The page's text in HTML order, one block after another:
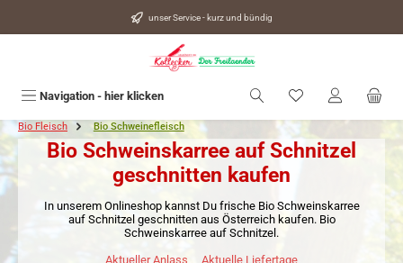
unser Service - kurz und bündig
Navigation - hier klicken Du hast 0
Bio Fleisch Bio Schweinefleisch
Bio Schweinskarree auf Schnitzel
geschnitten kaufen
In unserem Onlineshop kannst Du frische Bio Schweinskarree
auf Schnitzel geschnitten aus Österreich kaufen. Bio
Schweinskarree auf Schnitzel.
Aktueller Anlass
Aktuelle Liefertage